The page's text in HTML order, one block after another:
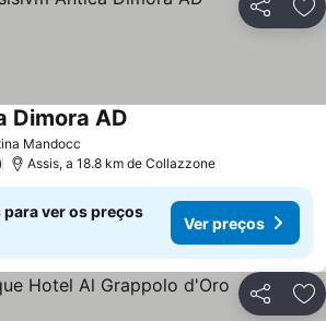
Partilhar
Mandocc
Dimora AD
Assis, a 18.8 km de Collazzone
para ver os preços
Ver preços
Partilhar